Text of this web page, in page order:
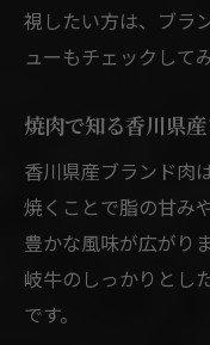
視したい方は、ブラ
ューもチェックして
焼肉で知る香川県
香川県産ブランド肉
焼くことで脂の甘み
豊かな風味が広がり
岐牛のしっかりとし
です。